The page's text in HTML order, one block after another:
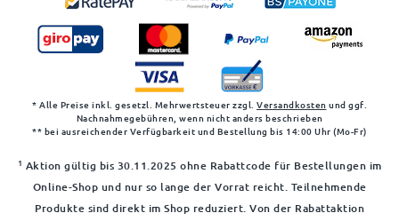
* Alle Preise inkl. gesetzl. Mehrwertsteuer zzgl. Versandkosten und ggf.
Nachnahmegebühren, wenn nicht anders beschrieben
** bei ausreichender Verfügbarkeit und Bestellung bis 14:00 Uhr (Mo-Fr)
1 Aktion gültig bis 30.11.2025 ohne Rabattcode für Bestellungen im
Online-Shop und nur so lange der Vorrat reicht. Teilnehmende
Produkte sind direkt im Shop reduziert. Von der Rabattaktion